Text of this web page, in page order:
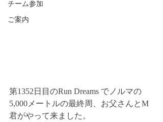
チーム参加
ご案内
第1352日目のRun Dreams でノルマの
5,000メートルの最終周、お父さんとM
君がやって来ました。